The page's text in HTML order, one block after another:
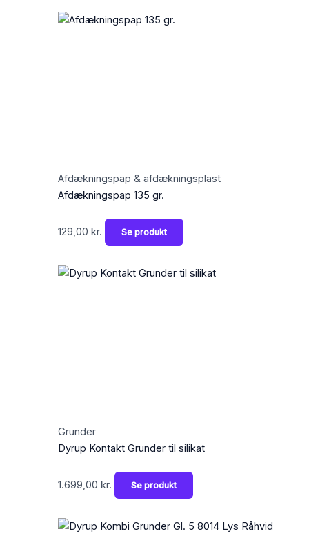
Afdækningspap & afdækningsplast
Afdækningspap 135 gr.
129,00 kr. Se produkt
Grunder
Dyrup Kontakt Grunder til silikat
1.699,00 kr. Se produkt